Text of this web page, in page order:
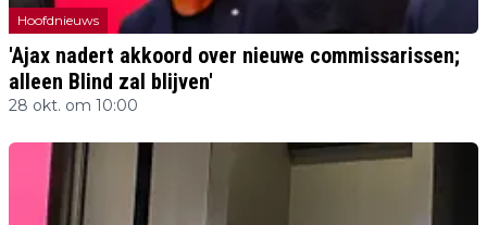
Hoofdnieuws
'Ajax nadert akkoord over nieuwe commissarissen;
alleen Blind zal blijven'
28 okt. om 10:00